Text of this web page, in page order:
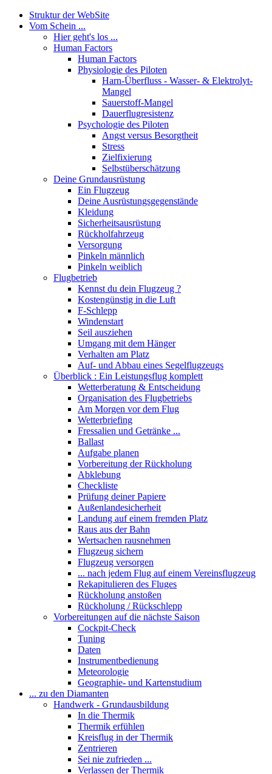
Struktur der WebSite
Vom Schein ...
Hier geht's los ...
Human Factors
Human Factors
Physiologie des Piloten
Harn-Überfluss - Wasser- & Elektrolyt-
Mangel
Sauerstoff-Mangel
Dauerflugresistenz
Psychologie des Piloten
Angst versus Besorgtheit
Stress
Zielfixierung
Selbstüberschätzung
Deine Grundausrüstung
Ein Flugzeug
Deine Ausrüstungsgegenstände
Kleidung
Sicherheitsausrüstung
Rückholfahrzeug
Versorgung
Pinkeln männlich
Pinkeln weiblich
Flugbetrieb
Kennst du dein Flugzeug ?
Kostengünstig in die Luft
F-Schlepp
Windenstart
Seil ausziehen
Umgang mit dem Hänger
Verhalten am Platz
Auf- und Abbau eines Segelflugzeugs
Überblick : Ein Leistungsflug komplett
Wetterberatung & Entscheidung
Organisation des Flugbetriebs
Am Morgen vor dem Flug
Wetterbriefing
Fressalien und Getränke ...
Ballast
Aufgabe planen
Vorbereitung der Rückholung
Abklebung
Checkliste
Prüfung deiner Papiere
Außenlandesicherheit
Landung auf einem fremden Platz
Raus aus der Bahn
Wertsachen rausnehmen
Flugzeug sichern
Flugzeug versorgen
... nach jedem Flug auf einem Vereinsflugzeug
Rekapitulieren des Fluges
Rückholung anstoßen
Rückholung / Rückschlepp
Vorbereitungen auf die nächste Saison
Cockpit-Check
Tuning
Daten
Instrumentbedienung
Meteorologie
Geographie- und Kartenstudium
... zu den Diamanten
Handwerk - Grundausbildung
In die Thermik
Thermik erfühlen
Kreisflug in der Thermik
Zentrieren
Sei nie zufrieden ...
Verlassen der Thermik